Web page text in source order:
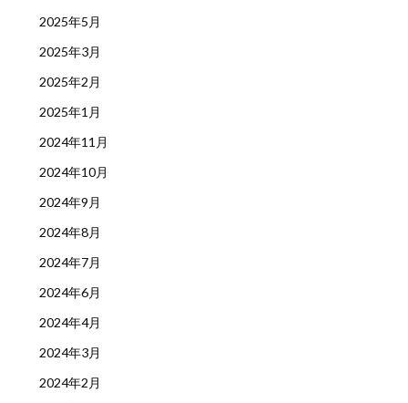
2025年5月
2025年3月
2025年2月
2025年1月
2024年11月
2024年10月
2024年9月
2024年8月
2024年7月
2024年6月
2024年4月
2024年3月
2024年2月